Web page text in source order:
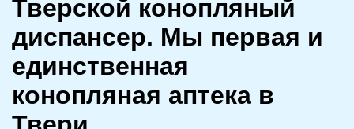
Тверской конопляный
диспансер. Мы первая и
единственная
конопляная аптека в